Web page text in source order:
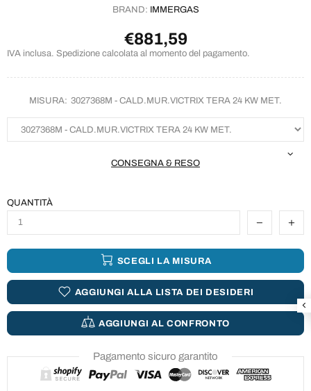
BRAND:
IMMERGAS
€881,59
IVA inclusa. Spedizione calcolata al momento del pagamento.
MISURA: 3027368M - CALD.MUR.VICTRIX TERA 24 KW MET.
CONSEGNA & RESO
QUANTITÀ
SCEGLI LA MISURA
AGGIUNGI ALLA LISTA DEI DESIDERI
AGGIUNGI AL CONFRONTO
Pagamento sicuro garantito